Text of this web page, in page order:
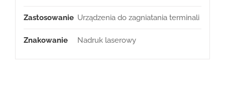
Zastosowanie Urządzenia do zagniatania terminali
Znakowanie Nadruk laserowy